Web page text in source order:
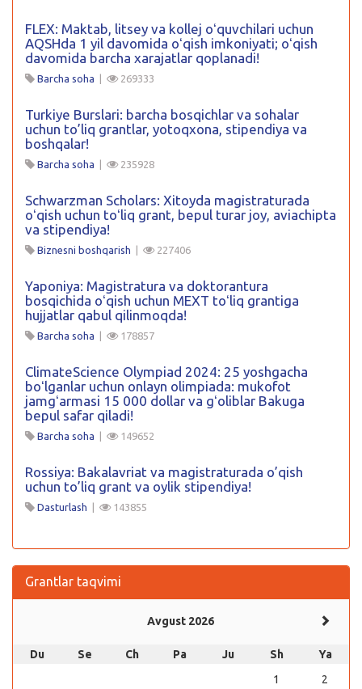
FLEX: Maktab, litsey va kollej oʻquvchilari uchun
AQSHda 1 yil davomida oʻqish imkoniyati; oʻqish
davomida barcha xarajatlar qoplanadi!
Barcha soha 269333
Turkiye Burslari: barcha bosqichlar va sohalar
uchun to’liq grantlar, yotoqxona, stipendiya va
boshqalar!
Barcha soha 235928
Schwarzman Scholars: Xitoyda magistraturada
oʻqish uchun toʻliq grant, bepul turar joy, aviachipta
va stipendiya!
Biznesni boshqarish 227406
Yaponiya: Magistratura va doktorantura
bosqichida oʻqish uchun MEXT toʻliq grantiga
hujjatlar qabul qilinmoqda!
Barcha soha 178857
ClimateScience Olympiad 2024: 25 yoshgacha
boʻlganlar uchun onlayn olimpiada: mukofot
jamgʻarmasi 15 000 dollar va gʻoliblar Bakuga
bepul safar qiladi!
Barcha soha 149652
Rossiya: Bakalavriat va magistraturada o’qish
uchun to’liq grant va oylik stipendiya!
Dasturlash 143855
Grantlar taqvimi
Avgust 2026
Du Se Ch Pa Ju Sh
Ya
1
2